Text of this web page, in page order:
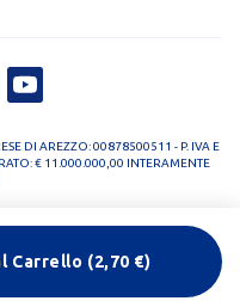
Carrello (2,70 €)
DI AREZZO: 00878500511 - P. IVA E
€ 11.000.000,00 INTERAMENTE
POLICY